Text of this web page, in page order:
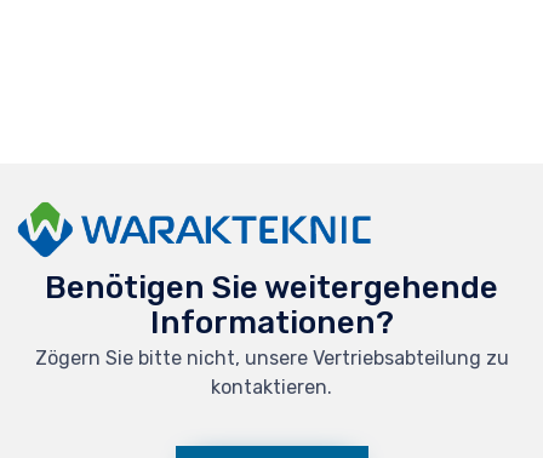
Benötigen Sie weitergehende
Informationen?
Zögern Sie bitte nicht, unsere Vertriebsabteilung zu
kontaktieren.